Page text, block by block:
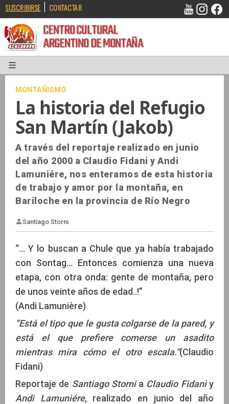
SUSCRIBIRSE | CONTACTAR
CENTRO CULTURAL
ARGENTINO DE MONTAÑA
MONTAÑISMO
La historia del Refugio
San Martín (Jakob)
A través del reportaje realizado en junio
del año 2000 a Claudio Fidani y Andi
Lamuniére, nos enteramos de esta historia
de trabajo y amor por la montaña, en
Bariloche en la provincia de Río Negro
Santiago Storni
“... Y lo buscan a Chule que ya había trabajado
con Sontag... Entonces comienza una nueva
etapa, con otra onda: gente de montaña, pero
de unos veinte años de edad..!”
(Andi Lamunière)
“Está el tipo que le gusta colgarse de la pared, y
está el que prefiere comerse un asadito
mientras mira cómo el otro escala.”(Claudio
Fidani)
Reportaje de Santiago Stornia Claudio Fidaniy
Andi Lamuniére, realizado en junio del año